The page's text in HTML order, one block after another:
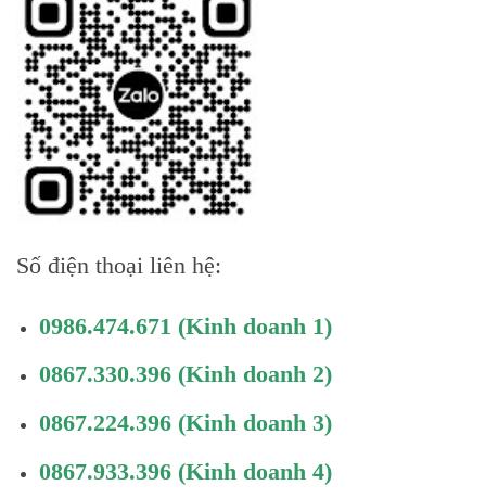
Số điện thoại liên hệ:
0986.474.671 (Kinh doanh 1)
0867.330.396(Kinh doanh 2)
0867.224.396(Kinh doanh 3)
0867.933.396(Kinh doanh 4)